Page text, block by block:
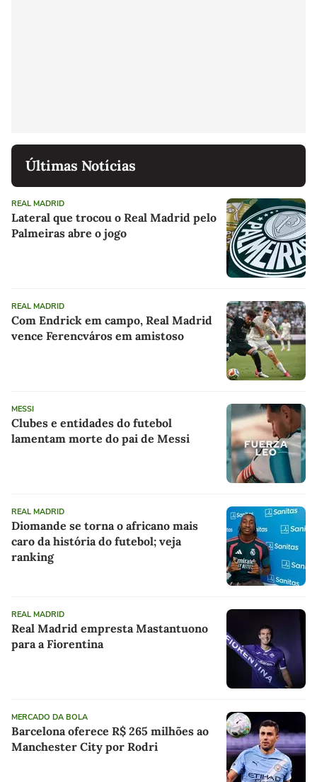
Últimas Notícias
REAL MADRID
Lateral que trocou o Real Madrid pelo
Palmeiras abre o jogo
REAL MADRID
Com Endrick em campo, Real Madrid
vence Ferencváros em amistoso
MESSI
Clubes e entidades do futebol
lamentam morte do pai de Messi
REAL MADRID
Diomande se torna o africano mais
caro da história do futebol; veja
ranking
REAL MADRID
Real Madrid empresta Mastantuono
para a Fiorentina
MERCADO DA BOLA
Barcelona oferece R$ 265 milhões ao
Manchester City por Rodri